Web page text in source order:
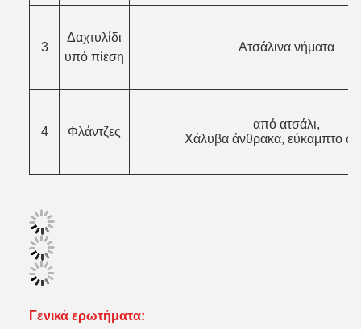
3
Δαχτυλίδι
υπό πίεση
Ατσάλινα νήματα
4 Φλάντζες
από ατσάλι,
Χάλυβα άνθρακα, εύκαμπτο
Γενικά ερωτήματα: